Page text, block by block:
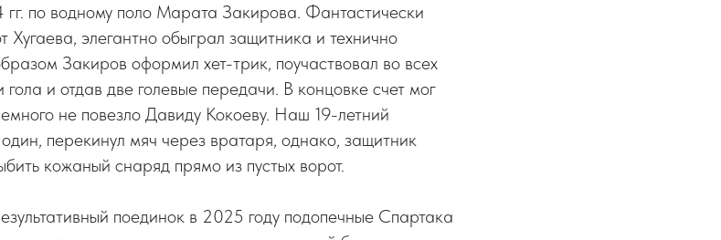
по водному поло Марата Закирова. Фантастически
Хугаева, элегантно обыграл защитника и технично
Закиров оформил хет-трик, поучаствовал во всех
и отдав две голевые передачи. В концовке счет мог
не повезло Давиду Кокоеву. Наш 19-летний
перекинул мяч через вратаря, однако, защитник
кожаный снаряд прямо из пустых ворот.
поединок в 2025 году подопечные Спартака